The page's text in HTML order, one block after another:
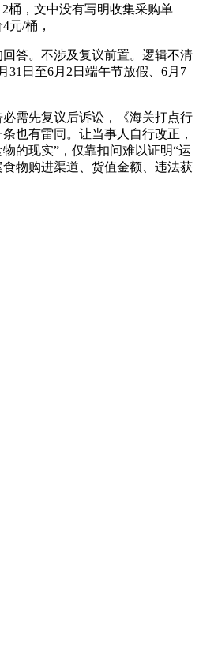
桶，文中没有写明收集采购单
元/桶，
。不涉及复议前置。逻辑不清
31日至6月2日端午节放假、6月7
先复议后诉讼，《海关打点行
也有雷同。让当事人自行改正，
的现实”，仅靠扣问难以证明“运
物购进渠道、货值金额、违法获